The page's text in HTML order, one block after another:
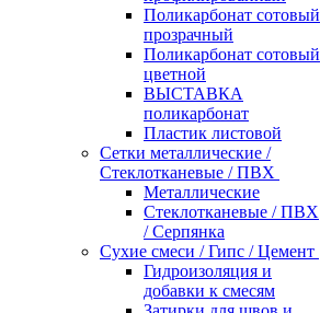
Поликарбонат сотовый
прозрачный
Поликарбонат сотовый
цветной
ВЫСТАВКА
поликарбонат
Пластик листовой
Сетки металлические /
Стеклотканевые / ПВХ
Металлические
Стеклотканевые / ПВХ
/ Серпянка
Сухие смеси / Гипс / Цемент
Гидроизоляция и
добавки к смесям